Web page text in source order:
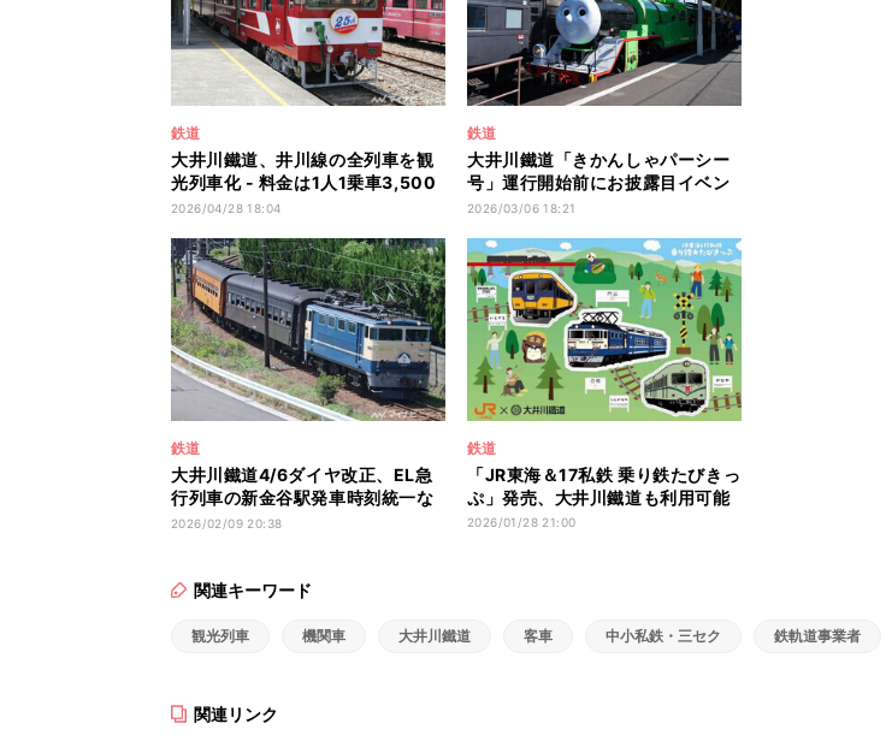
鉄道
大井川鐵道、井川線の全列車を観
光列車化 - 料金は1人1乗車3,500
円
2026/04/28 18:04
鉄道
大井川鐵道「きかんしゃパーシー
号」運行開始前にお披露目イベン
ト
2026/03/06 18:21
鉄道
大井川鐵道4/6ダイヤ改正、EL急
行列車の新金谷駅発車時刻統一な
ど
2026/02/09 20:38
鉄道
「JR東海＆17私鉄 乗り鉄たびきっ
ぷ」発売、大井川鐵道も利用可能
2026/01/28 21:00
関連キーワード
観光列車 機関車 大井川鐵道 客車 中小私鉄・三セク 鉄軌道事業者
関連リンク